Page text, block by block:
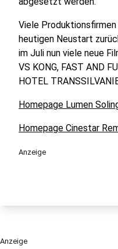
Viele Produktionsfirmen
heutigen Neustart
im Juli nun viele neue
VS KONG, FAST AND
HOTEL
Homepage Lumen
Homepage Cinestar
Anzeige
Anzeige